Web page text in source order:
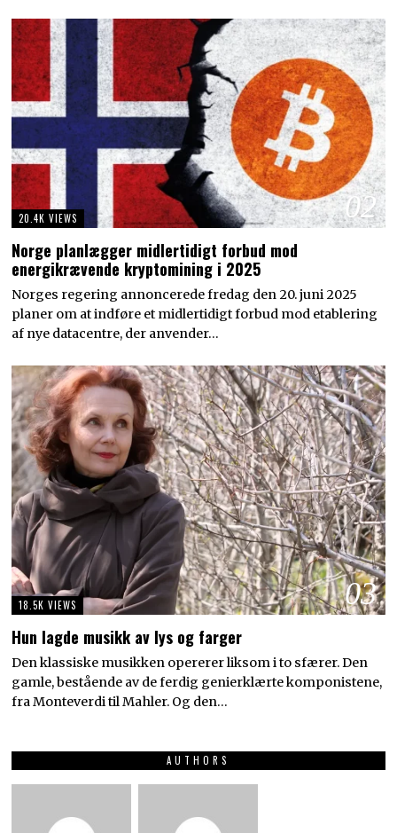
02
20.4K VIEWS
Norge planlægger midlertidigt forbud mod
energikrævende kryptomining i 2025
Norges regering annoncerede fredag den 20. juni 2025
planer om at indføre et midlertidigt forbud mod etablering
af nye datacentre, der anvender…
03
18.5K VIEWS
Hun lagde musikk av lys og farger
Den klassiske musikken opererer liksom i to sfærer. Den
gamle, bestående av de ferdig genierklærte komponistene,
fra Monteverdi til Mahler. Og den…
AUTHORS